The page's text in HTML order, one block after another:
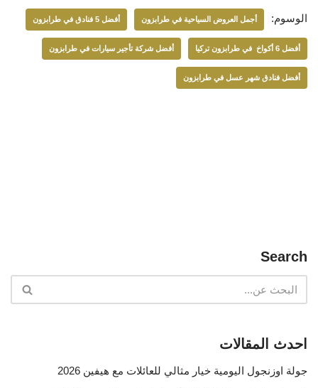
الوسوم: أجمل العروض السياحية في طرابزون أفضل 5 فنادق في طرابزون
أفضل 6 أكواخ في طرابزون تركيا أفضل شركة تأجير سيارات في طرابزون
أفضل فنادق شهر عسل في طرابزون
Search
احدث المقالات
جولة اوزنجول اليومية خيار مثالي للعائلات مع هيفين 2026